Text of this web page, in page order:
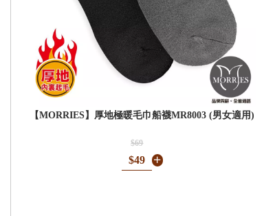
【MORRIES】厚地極暖毛巾船襪MR8003 (男女適用)
$69
$49